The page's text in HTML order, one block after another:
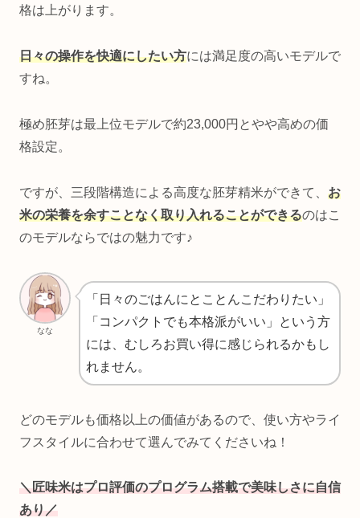
格は上がります。
日々の操作を快適にしたい方には満足度の高いモデルで
すね。
極め胚芽は最上位モデルで約23,000円とやや高めの価
格設定。
ですが、三段階構造による高度な胚芽精米ができて、 お
米の栄養を余すことなく取り入れることができるのはこ
のモデルならではの魅力です♪
なな
「日々のごはんにとことんこだわりたい」
「コンパクトでも本格派がいい」という方
には、むしろお買い得に感じられるかもし
れません。
どのモデルも価格以上の価値があるので、使い方やライ
フスタイルに合わせて選んでみてくださいね！
＼匠味米はプロ評価のプログラム搭載で美味しさに自信
あり／